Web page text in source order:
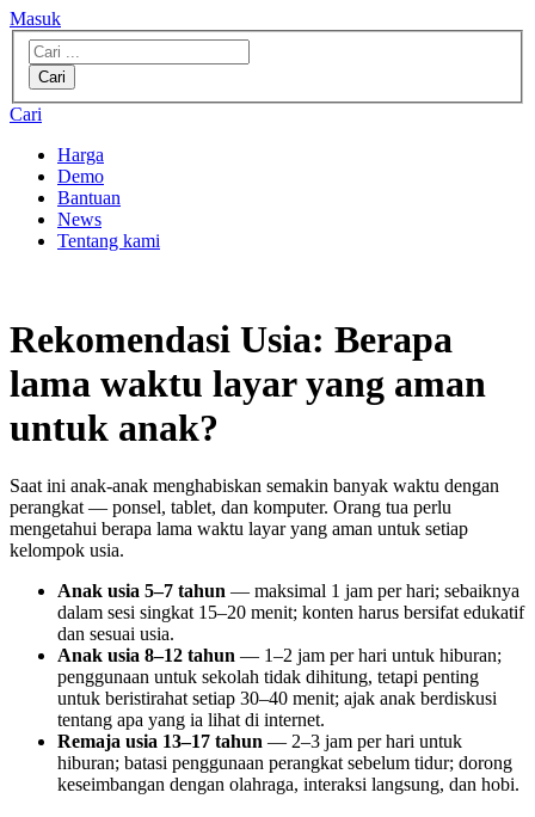
Masuk
Cari
Cari
Harga
Demo
Bantuan
News
Tentang kami
Rekomendasi Usia: Berapa
lama waktu layar yang aman
untuk anak?
Saat ini anak-anak menghabiskan semakin banyak waktu dengan
perangkat — ponsel, tablet, dan komputer. Orang tua perlu
mengetahui berapa lama waktu layar yang aman untuk setiap
kelompok usia.
Anak usia 5–7 tahun — maksimal 1 jam per hari; sebaiknya
dalam sesi singkat 15–20 menit; konten harus bersifat edukatif
dan sesuai usia.
Anak usia 8–12 tahun — 1–2 jam per hari untuk hiburan;
penggunaan untuk sekolah tidak dihitung, tetapi penting
untuk beristirahat setiap 30–40 menit; ajak anak berdiskusi
tentang apa yang ia lihat di internet.
Remaja usia 13–17 tahun — 2–3 jam per hari untuk
hiburan; batasi penggunaan perangkat sebelum tidur; dorong
keseimbangan dengan olahraga, interaksi langsung, dan hobi.